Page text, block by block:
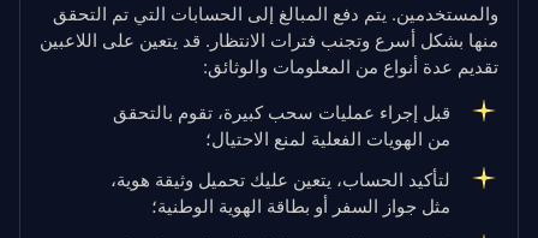
والمستخدمين. يتم دفع المبالغ إلى الحسابات التي تم التحقق
منها بشكل أسرع وتجنب فترات الانتظار. قد يتعين على اللاعبين
تقديم عدة أنواع من المعلومات والوثائق:
قبل إجراء عمليات سحب كبيرة، تقوم بالتحقق
من الهويات الفعلية لمنع الاحتيال؛
لتأكيد الحساب، يتعين عليك تحميل وثيقة هوية،
مثل جواز السفر أو بطاقة الهوية الوطنية؛